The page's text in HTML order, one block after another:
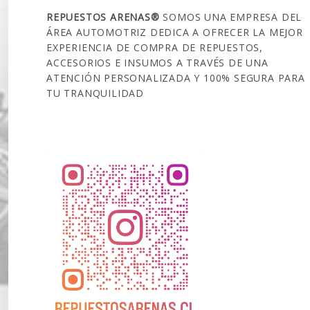
REPUESTOS ARENAS®SOMOS UNA EMPRESA DEL
ÁREA AUTOMOTRIZ DEDICA A OFRECER LA MEJOR
EXPERIENCIA DE COMPRA DE REPUESTOS,
ACCESORIOS E INSUMOS A TRAVÉS DE UNA
ATENCIÓN PERSONALIZADA Y 100% SEGURA PARA
TU TRANQUILIDAD